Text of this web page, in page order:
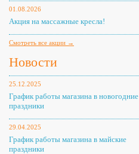
01.08.2026
Акция на массажные кресла!
Смотреть все акции →
Новости
25.12.2025
График работы магазина в новогодние
праздники
29.04.2025
График работы магазина в майские
праздники